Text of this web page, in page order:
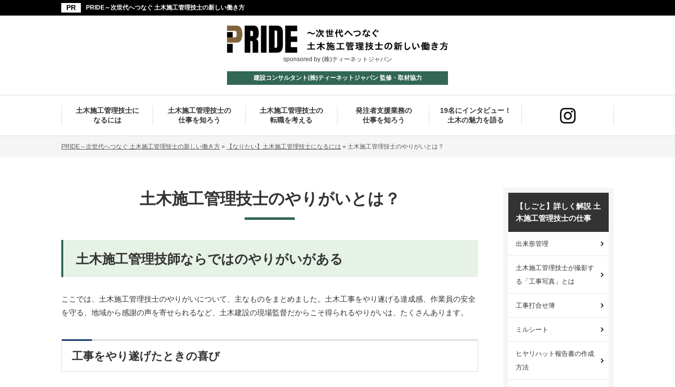
PRIDE～次世代へつなぐ 土木施工管理技士の新しい働き方
sponsored by (株)ティーネットジャパン
建設コンサルタント(株)ティーネットジャパン 監修・取材協力
土木施工管理技士に
なるには
土木施工管理技士の
仕事を知ろう
土木施工管理技士の
転職を考える
発注者支援業務の
仕事を知ろう
19名にインタビュー！
土木の魅力を語る
PRIDE～次世代へつなぐ 土木施工管理技士の新しい働き方 » 【なりたい】土木施工管理技士になるには » 土木施工管理技士のやりがいとは？
土木施工管理技士のやりがいとは？
土木施工管理技師ならではのやりがいがある
ここでは、土木施工管理技士のやりがいについて、主なものをまとめました。土木工事をやり遂げる達成感、作業員の安全
を守る、地域から感謝の声を寄せられるなど、土木建設の現場監督だからこそ得られるやりがいは、たくさんあります。
工事をやり遂げたときの喜び
【しごと】詳しく解説 土
木施工管理技士の仕事
出来形管理
土木施工管理技士が撮影す
る「工事写真」とは
工事打合せ簿
ミルシート
ヒヤリハット報告書の作成
方法